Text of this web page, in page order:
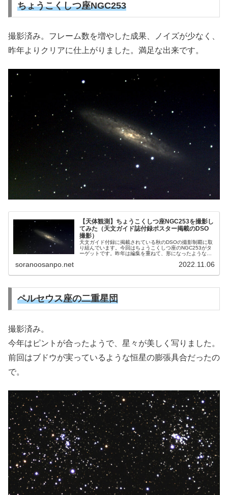
ちょうこくしつ座NGC253
撮影済み。フレーム数を増やした成果、ノイズが少なく、
昨年よりクリアに仕上がりました。満足な出来です。
【天体観測】ちょうこくしつ座NGC253を撮影し
てみた（天文ガイド誌付録ポスター掲載のDSO
撮影）
天文ガイド付録に掲載されている秋のDSOの撮影制覇に取
り組んでいます。今回はちょうこくしつ座のNGC253がタ
ーゲットです。昨年は編集を重ねて、形になったようなも
は見えない）、NGC253にチャレンジです。
soranoosanpo.net 2022.11.06
ペルセウス座の二重星団
撮影済み。
今年はピントが合ったようで、星々が美しく写りました。
前回はブドウが実っているような恒星の膨張具合だったの
で。